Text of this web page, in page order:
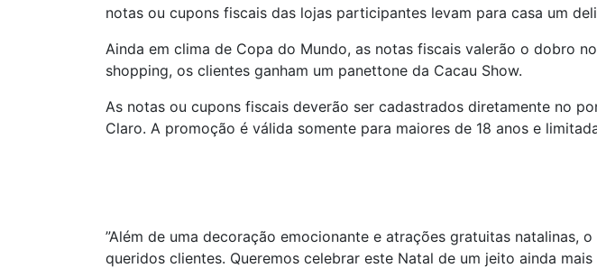
notas ou cupons fiscais das lojas participantes levam para casa um
Ainda em clima de Copa do Mundo, as notas fiscais valerão o dobro
shopping, os clientes ganham um panettone da Cacau Show.
As notas ou cupons fiscais deverão ser cadastrados diretamente no
Claro. A promoção é válida somente para maiores de 18 anos e
”Além de uma decoração emocionante e atrações gratuitas natalinas,
queridos clientes. Queremos celebrar este Natal de um jeito ainda